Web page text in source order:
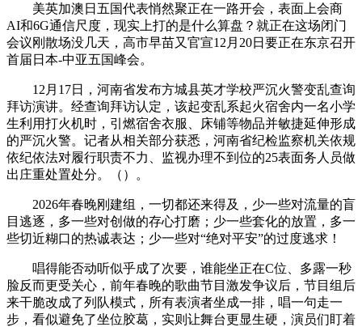
美英加澳日五国代表悄然聚正在一路开会，表面上会商
AI和6G通信尺度，现实上打的是什么算盘？就正在这场闭门
会议刚散场没几天，高市早苗又官宣12月20日要正在东京召开
首届日本-中亚五国峰会。
12月17日，河南省发布方城县英才学校严沉火警变乱查询
拜访演讲。经查询拜访认定，该起变乱系起火宿舍内一名小学
生利用打火机时，引燃宿舍衣服、床铺等物品并敏捷延伸形成
的严沉火警。记者从相关部分获悉，河南省纪检监察机关依规
依纪依法对履行职责不力、监视办理不到位的25表面务人员做
出庄重处置处分。（）。
2026年春晚刚建组，一切都还来得及，少一些对流量的盲
目逃逐，多一些对创做的存心打磨；少一些套化的放置，多一
些切近糊口的热诚表达；少一些对“绝对平安”的过度逃求！
唱得能否动听似乎成了次要，谁能坐正在C位、多露一秒
脸反而更受关心，前年春晚的歌曲节目激发争议后，节目组后
来干脆改成了列队模式，所有表演者坐成一排，唱一句走一
步，看似避免了坐位胶葛，实则让舞台更显生硬，演员们盯着